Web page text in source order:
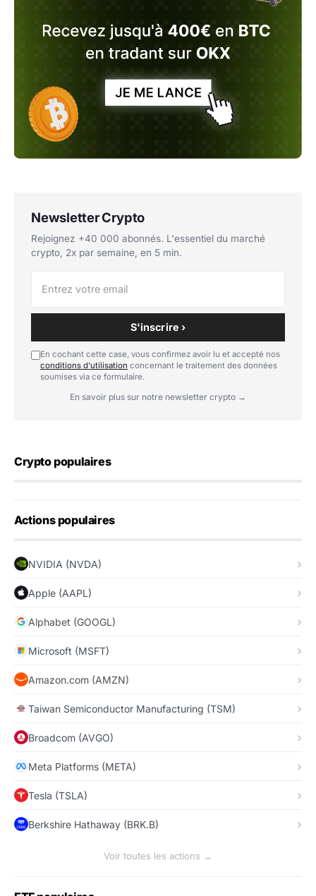
Newsletter Crypto
Rejoignez +40 000 abonnés. L'essentiel du marché
crypto, 2x par semaine, en 5 min.
S'inscrire ›
En cochant cette case, vous confirmez avoir lu et accepté nos
conditions d'utilisation concernant le traitement des données
soumises via ce formulaire.
En savoir plus sur notre newsletter crypto →
Crypto populaires
Actions populaires
NVIDIA (NVDA)
Apple (AAPL)
Alphabet (GOOGL)
Microsoft (MSFT)
Amazon.com (AMZN)
Taiwan Semiconductor Manufacturing (TSM)
Broadcom (AVGO)
Meta Platforms (META)
Tesla (TSLA)
Berkshire Hathaway (BRK.B)
Voir toutes les actions →